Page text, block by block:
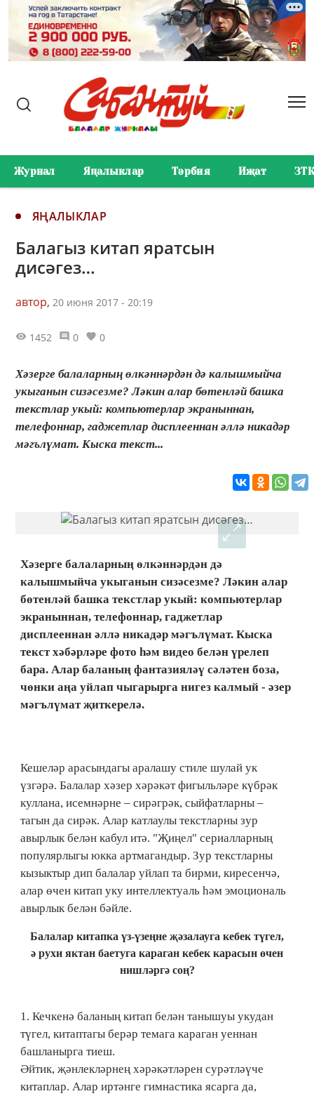
Журнал Яңалыклар Тәрбия Иҗат ЗТК
ЯҢАЛЫКЛАР
Балагыз китап яратсын
дисәгез…
автор, 20 июня 2017 - 20:19
1452 0 0
Хәзерге балаларның өлкәннәрдән дә калышмыйча
укыганын сизәсезме? Ләкин алар бөтенләй башка
текстлар укый: компьютерлар экраныннан,
телефоннар, гаджетлар дисплееннан әллә никадәр
мәгълүмат. Кыска текст...
Хәзерге балаларның өлкәннәрдән дә
калышмыйча укыганын сизәсезме? Ләкин алар
бөтенләй башка текстлар укый: компьютерлар
экраныннан, телефоннар, гаджетлар
дисплееннан әллә никадәр мәгълүмат. Кыска
текст хәбәрләре фото һәм видео белән үрелеп
бара. Алар баланың фантазияләү сәләтен боза,
чөнки аңа уйлап чыгарырга нигез калмый - әзер
мәгълүмат җиткерелә.
Кешеләр арасындагы аралашу стиле шулай ук
үзгәрә. Балалар хәзер хәрәкәт фигыльләре күбрәк
куллана, исемнәрне – сирәгрәк, сыйфатларны –
тагын да сирәк. Алар катлаулы текстларны зур
авырлык белән кабул итә. "Җиңел" сериалларның
популярлыгы юкка артмагандыр. Зур текстларны
кызыктыр дип балалар уйлап та бирми, киресенчә,
алар өчен китап уку интеллектуаль һәм эмоциональ
авырлык белән бәйле.
Балалар китапка үз-үзеңне җәзалауга кебек түгел,
ә рухи яктан баетуга караган кебек карасын өчен
нишләргә соң?
1. Кечкенә баланың китап белән танышуы укудан
түгел, китаптагы берәр темага караган уеннан
башланырга тиеш.
Әйтик, җәнлекләрнең хәрәкәтләрен сурәтләүче
китаплар. Алар иртәнге гимнастика ясарга да,